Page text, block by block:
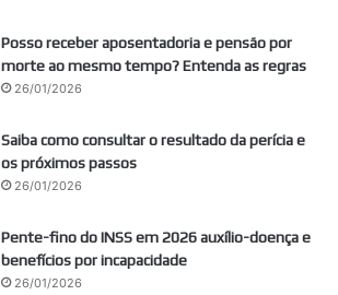
Posso receber aposentadoria e pensão por
morte ao mesmo tempo? Entenda as regras
26/01/2026
Saiba como consultar o resultado da perícia e
os próximos passos
26/01/2026
Pente-fino do INSS em 2026 auxílio-doença e
benefícios por incapacidade
26/01/2026